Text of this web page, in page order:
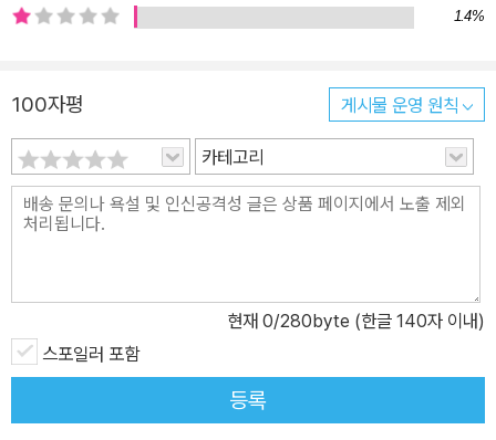
1.4%
100자평 게시물 운영 원칙
카테고리
현재 0/280byte (한글 140자 이내)
스포일러 포함
등록